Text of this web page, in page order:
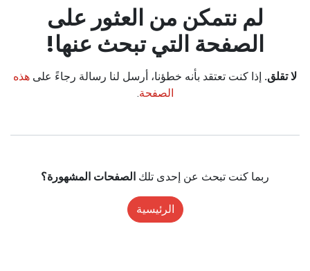
خطأ 404لم نتمكن من العثور على
الصفحة التي تبحث عنها!
لا تقلق. إذا كنت تعتقد بأنه خطؤنا، أرسل لنا رسالة رجاءً على هذه
الصفحة.
ربما كنت تبحث عن إحدى تلك الصفحات المشهورة؟
الرئيسية